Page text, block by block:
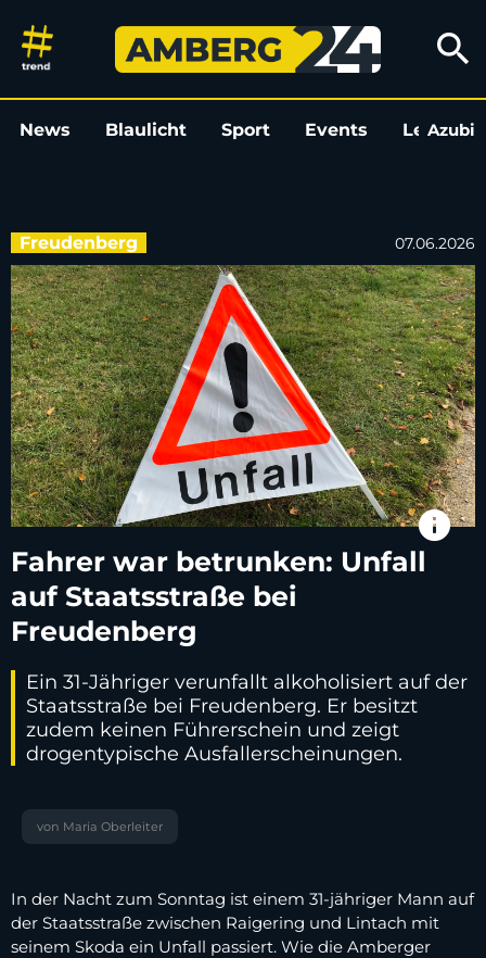
Fahrer war betrunken: Unfall
search
News Blaulicht Sport Events LeoAzubi
Freudenberg 07.06.2026
info
Fahrer war betrunken: Unfall
auf Staatsstraße bei
Freudenberg
Ein 31-Jähriger verunfallt alkoholisiert auf der
Staatsstraße bei Freudenberg. Er besitzt
zudem keinen Führerschein und zeigt
drogentypische Ausfallerscheinungen.
von Maria Oberleiter
In der Nacht zum Sonntag ist einem 31-jähriger Mann auf
der Staatsstraße zwischen Raigering und Lintach mit
seinem Skoda ein Unfall passiert. Wie die Amberger